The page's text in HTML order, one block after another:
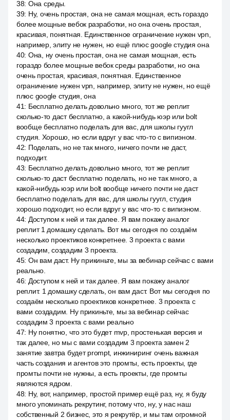
38: Она среды.
39: Ну, очень простая, она не самая мощная, есть гораздо
более мощные вебок разработки, но она очень простая,
красивая, понятная. Единственное ограничение нужен vpn,
например, элиту не нужен, но ещё плюс google студия она
40: Она, ну очень простая, она не самая мощная, есть
гораздо более мощные вебок среды разработки, но она
очень простая, красивая, понятная. Единственное
ограничение нужен vpn, например, элиту не нужен, но ещё
плюс google студия, она
41: Бесплатно делать довольно много, тот же реплит
сколько-то даст бесплатно, а какой-нибудь юэр или bolt
вообще бесплатно поделать для вас, для школы гуугл
студия. Хорошо, но если вдруг у вас что-то с випиэном.
42: Поделать, но не так много, ничего почти не даст,
подходит.
43: Бесплатно делать довольно много, тот же реплит
сколько-то даст бесплатно поделать, но не так много, а
какой-нибудь юэр или bolt вообще ничего почти не даст
бесплатно поделать для вас, для школы гуугл, студия
хорошо подходит, но если вдруг у вас что-то с випиэном.
44: Доступом к ней и так далее. Я вам покажу аналог
реплит 1 домашку сделать. Вот мы сегодня по создаём
несколько проектиков конкретнее. 3 проекта с вами
создадим, создадим 3 проекта.
45: Он вам даст. Ну прикиньте, мы за вебинар сейчас с вами
реально.
46: Доступом к ней и так далее. Я вам покажу аналог
реплит. 1 домашку сделать, он вам даст. Вот мы сегодня по
создаём несколько проектиков конкретнее. 3 проекта с
вами создадим. Ну прикиньте, мы за вебинар сейчас
создадим 3 проекта с вами реально
47: Ну понятно, что это будет mvp, простенькая версия и
так далее, но мы с вами создадим 3 проекта замен 2
занятие завтра будет prompt, инжиниринг очень важная
часть создания и агентов это промты, есть проекты, где
промты почти не нужны, а есть проекты, где промты
являются ядром.
48: Ну, вот, например, простой пример ещё раз, ну, я буду
много упоминать рекрутинг, потому что, ну, у нас наш
собственный 2 бизнес, это я рекрутёр, и мы там огромной